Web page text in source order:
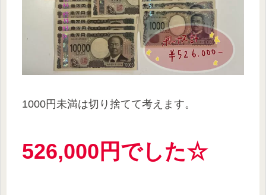
1000円未満は切り捨てて考えます。
526,000円でした☆